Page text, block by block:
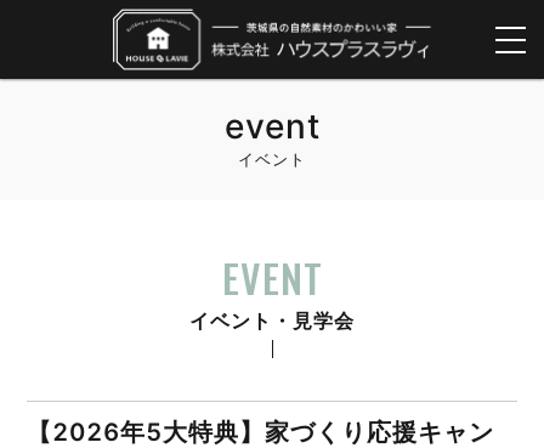
event
イベント
EVENT
イベント・見学会
【2026年5大特典】家づくり応援キャン